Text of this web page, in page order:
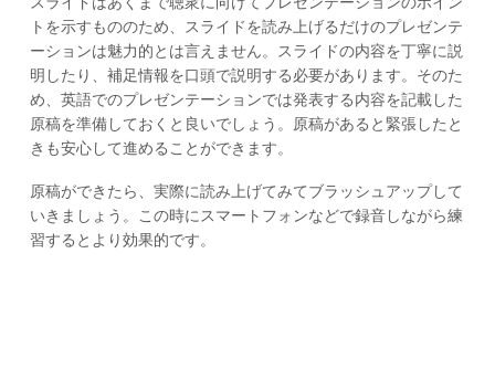
トを示すもののため、スライドを読み上げるだけのプレゼンテ
ーションは魅力的とは言えません。スライドの内容を丁寧に説
明したり、補足情報を口頭で説明する必要があります。そのた
め、英語でのプレゼンテーションでは発表する内容を記載した
原稿を準備しておくと良いでしょう。原稿があると緊張したと
きも安心して進めることができます。
原稿ができたら、実際に読み上げてみてブラッシュアップして
いきましょう。この時にスマートフォンなどで録音しながら練
習するとより効果的です。